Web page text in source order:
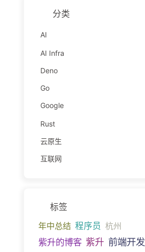
分类
AI
AI Infra
Deno
Go
Google
Rust
云原生
互联网
标签
年中总结 程序员 杭州
紫升的博客 紫升 前端开发